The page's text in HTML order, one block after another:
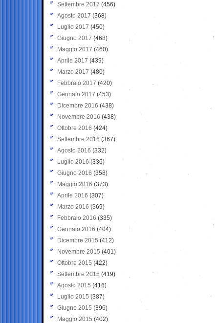
Settembre 2017 (456)
Agosto 2017 (368)
Luglio 2017 (450)
Giugno 2017 (468)
Maggio 2017 (460)
Aprile 2017 (439)
Marzo 2017 (480)
Febbraio 2017 (420)
Gennaio 2017 (453)
Dicembre 2016 (438)
Novembre 2016 (438)
Ottobre 2016 (424)
Settembre 2016 (367)
Agosto 2016 (332)
Luglio 2016 (336)
Giugno 2016 (358)
Maggio 2016 (373)
Aprile 2016 (307)
Marzo 2016 (369)
Febbraio 2016 (335)
Gennaio 2016 (404)
Dicembre 2015 (412)
Novembre 2015 (401)
Ottobre 2015 (422)
Settembre 2015 (419)
Agosto 2015 (416)
Luglio 2015 (387)
Giugno 2015 (396)
Maggio 2015 (402)